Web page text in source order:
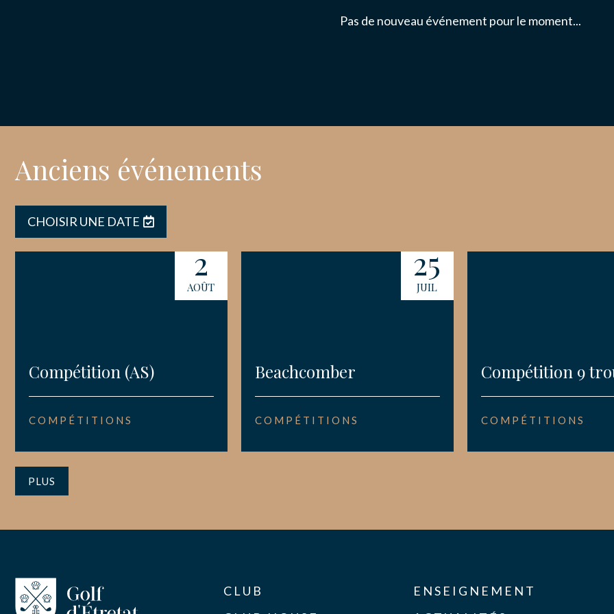
Pas de nouveau événement pour le moment...
Anciens événements
CHOISIR UNE DATE
2
AOÛT
Compétition (AS)
COMPÉTITIONS
25
JUIL
Beachcomber
COMPÉTITIONS
Compétition 9
COMPÉTITIONS
PLUS
CLUB
ENSEIGNEMENT